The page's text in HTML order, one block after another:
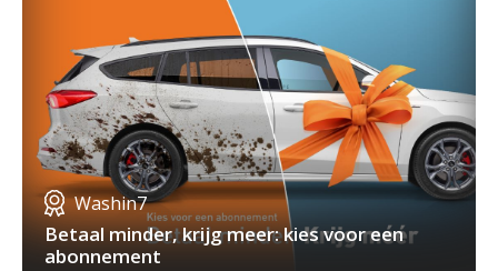
Washin7
Betaal minder, krijg meer: kies voor een
abonnement